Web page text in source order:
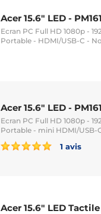
Acer 15.6" LED -
Ecran PC Full HD 1080p -
Portable - HDMI/USB-C -
Acer 15.6" LED -
Ecran PC Full HD 1080p -
Portable - mini HDMI/USB-
1 avis
Acer 15.6" LED